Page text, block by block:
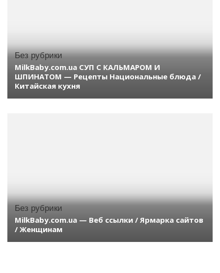
Без рубрики
MilkBaby.com.ua СУП С КАЛЬМАРОМ И
ШПИНАТОМ — Рецепты Национальные блюда /
Китайская кухня
Без рубрики
MilkBaby.com.ua — Веб ссылки / Ярмарка сайтов
/ Женщинам